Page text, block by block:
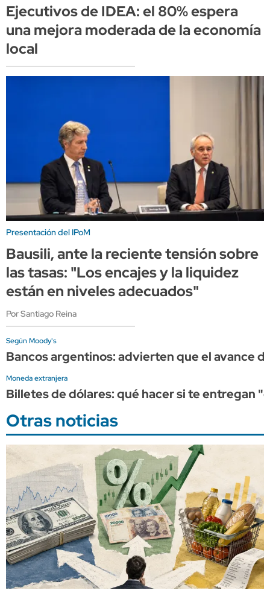
Ejecutivos de IDEA: el 80% espera
una mejora moderada de la economía
local
Presentación del IPoM
Bausili, ante la reciente tensión sobre
las tasas: "Los encajes y la liquidez
están en niveles adecuados"
Por Santiago Reina
Según Moody's
Bancos argentinos: advierten que el avance
Moneda extranjera
Billetes de dólares: qué hacer si te entregan
Otras noticias